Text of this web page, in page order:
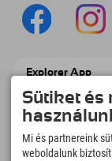
Explorer App
Töltsd fel
című videódat
bakancslistával,
Sütiket és
Mi és partnereink
weboldalunk